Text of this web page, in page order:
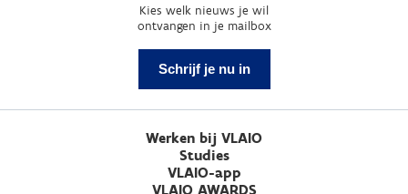
Kies welk nieuws je wil
ontvangen in je mailbox
Schrijf je nu in
Werken bij VLAIO
Studies
VLAIO-app
VLAIO AWARDS